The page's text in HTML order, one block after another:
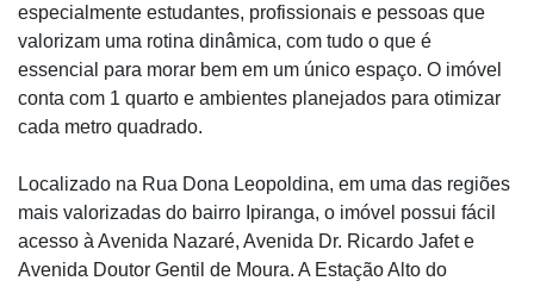
especialmente estudantes, profissionais e pessoas que
valorizam uma rotina dinâmica, com tudo o que é
essencial para morar bem em um único espaço. O imóvel
conta com 1 quarto e ambientes planejados para otimizar
cada metro quadrado.
Localizado na Rua Dona Leopoldina, em uma das regiões
mais valorizadas do bairro Ipiranga, o imóvel possui fácil
acesso à Avenida Nazaré, Avenida Dr. Ricardo Jafet e
Avenida Doutor Gentil de Moura. A Estação Alto do